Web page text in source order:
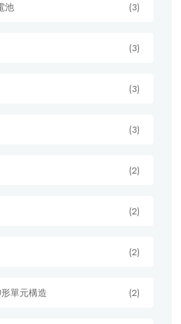
池 (3)
(3)
(3)
(3)
(2)
(2)
(2)
單元構造 (2)